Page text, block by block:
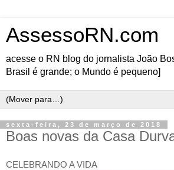
AssessoRN.com
acesse o RN blog do jornalista João
Brasil é grande; o Mundo é pequeno]
sexta-feira, 23 de março de 2018
Boas novas da Casa
CELEBRANDO A VIDA